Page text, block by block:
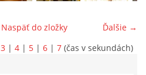
Ďalšie →
Naspäť do zložky
3 | 4 | 5 | 6 | 7 (čas v sekundách)